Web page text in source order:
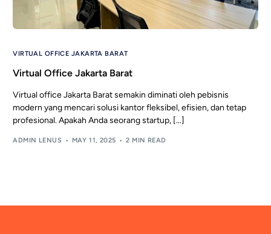
VIRTUAL OFFICE JAKARTA BARAT
Virtual Office Jakarta Barat
Virtual office Jakarta Barat semakin diminati oleh pebisnis
modern yang mencari solusi kantor fleksibel, efisien, dan tetap
profesional. Apakah Anda seorang startup, […]
ADMIN LENUS MAY 11, 2025 2 MIN READ